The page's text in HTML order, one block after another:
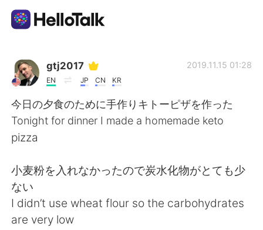
Aplikasi Pertukaran Bahasa
Indonesia
English 简体中文
繁體中文 Español
gtj2017
EN JP CN KR
2019.11.15 01:28
今日の夕食のために手作りキトーピザを作った
Tonight for dinner I made a homemade keto
pizza
小麦粉を入れなかったので炭水化物がとても少
ない
I didn’t use wheat flour so the carbohydrates
are very low